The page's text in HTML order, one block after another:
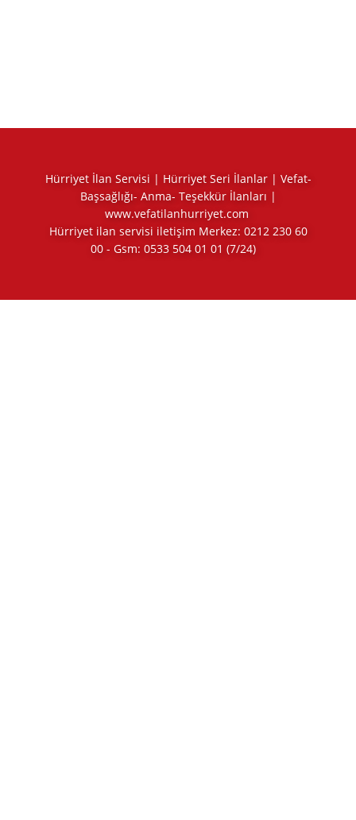
Hürriyet İlan Servisi | Hürriyet Seri İlanlar | Vefat-
Başsağlığı- Anma- Teşekkür İlanları |
www.vefatilanhurriyet.com
Hürriyet ilan servisi iletişim Merkez: 0212 230 60
00 - Gsm: 0533 504 01 01 (7/24)